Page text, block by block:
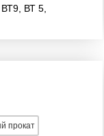
ВТ 5,
прокат